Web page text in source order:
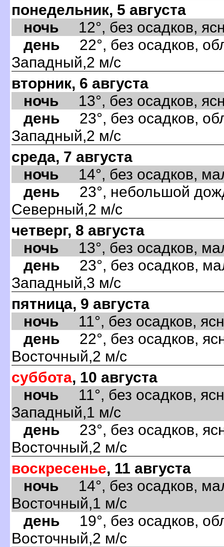
понедельник, 5 августа
ночь 12°, без осадков,
день 22°, без осадков,
Западный,2 м/с
вторник, 6 августа
ночь 13°, без осадков,
день 23°, без осадков,
Западный,2 м/с
среда, 7 августа
ночь 14°, без осадков,
день 23°, небольшой
Северный,2 м/с
четверг, 8 августа
ночь 13°, без осадков,
день 23°, без осадков,
Западный,3 м/с
пятница, 9 августа
ночь 11°, без осадков,
день 22°, без осадков,
Восточный,2 м/с
суббота, 10 августа
ночь 11°, без осадков,
Западный,1 м/с
день 23°, без осадков,
Восточный,2 м/с
воскресенье, 11 августа
ночь 14°, без осадков,
Восточный,1 м/с
день 19°, без осадков,
Восточный,2 м/с